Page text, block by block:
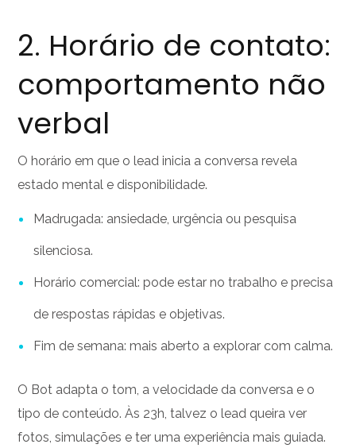
2. Horário de contato:
comportamento não
verbal
O horário em que o lead inicia a conversa revela
estado mental e disponibilidade.
Madrugada: ansiedade, urgência ou pesquisa
silenciosa.
Horário comercial: pode estar no trabalho e precisa
de respostas rápidas e objetivas.
Fim de semana: mais aberto a explorar com calma.
O Bot adapta o tom, a velocidade da conversa e o
tipo de conteúdo. Às 23h, talvez o lead queira ver
fotos, simulações e ter uma experiência mais guiada.